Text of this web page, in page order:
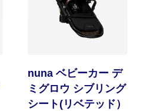
nuna ベビーカー デ
ミグロウ シブリング
シート(リベテッド）